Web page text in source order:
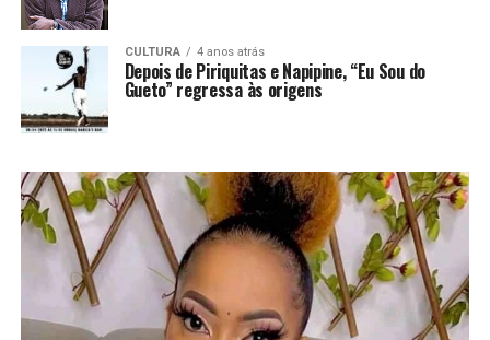
CULTURA 4 anos atrás
Depois de Piriquitas e Napipine, “Eu Sou do
Gueto” regressa às origens